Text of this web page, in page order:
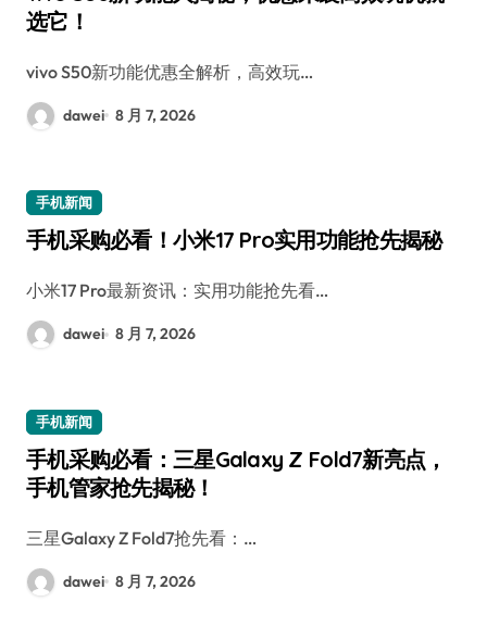
选它！
vivo S50新功能优惠全解析，高效玩…
dawei 8 月 7, 2026
手机新闻
手机采购必看！小米17 Pro实用功能抢先揭秘
小米17 Pro最新资讯：实用功能抢先看…
dawei 8 月 7, 2026
手机新闻
手机采购必看：三星Galaxy Z Fold7新亮点，
手机管家抢先揭秘！
三星Galaxy Z Fold7抢先看：…
dawei 8 月 7, 2026